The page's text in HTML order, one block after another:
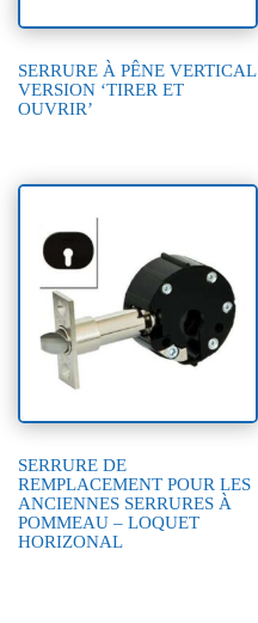
SERRURE À PÊNE VERTICAL
VERSION ‘TIRER ET
OUVRIR’
SERRURE DE
REMPLACEMENT POUR LES
ANCIENNES SERRURES À
POMMEAU – LOQUET
HORIZONAL